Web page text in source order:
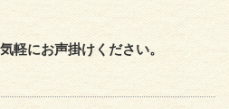
軽にお声掛けください。